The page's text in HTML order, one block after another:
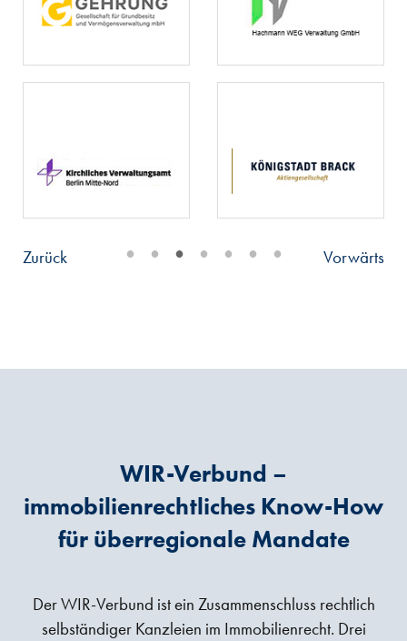
Zurück • • • • • • • Vorwärts
WIR-Verbund –
immobilienrechtliches Know-How
für überregionale Mandate
Der WIR-Verbund ist ein Zusammenschluss rechtlich
selbständiger Kanzleien im Immobilienrecht. Drei